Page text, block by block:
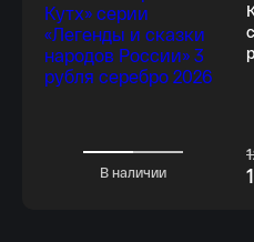
В наличии